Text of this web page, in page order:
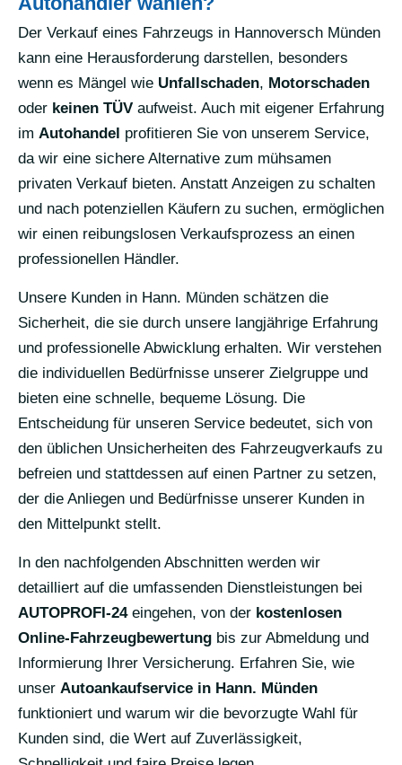
Der Verkauf eines Fahrzeugs in Hannoversch Münden
kann eine Herausforderung darstellen, besonders
wenn es Mängel wie Unfallschaden, Motorschaden
oder keinen TÜV aufweist. Auch mit eigener Erfahrung
im Autohandel profitieren Sie von unserem Service,
da wir eine sichere Alternative zum mühsamen
privaten Verkauf bieten. Anstatt Anzeigen zu schalten
und nach potenziellen Käufern zu suchen, ermöglichen
wir einen reibungslosen Verkaufsprozess an einen
professionellen Händler.
Unsere Kunden in Hann. Münden schätzen die
Sicherheit, die sie durch unsere langjährige Erfahrung
und professionelle Abwicklung erhalten. Wir verstehen
die individuellen Bedürfnisse unserer Zielgruppe und
bieten eine schnelle, bequeme Lösung. Die
Entscheidung für unseren Service bedeutet, sich von
den üblichen Unsicherheiten des Fahrzeugverkaufs zu
befreien und stattdessen auf einen Partner zu setzen,
der die Anliegen und Bedürfnisse unserer Kunden in
den Mittelpunkt stellt.
In den nachfolgenden Abschnitten werden wir
detailliert auf die umfassenden Dienstleistungen bei
AUTOPROFI-24eingehen, von der kostenlosen
Online-Fahrzeugbewertung bis zur Abmeldung und
Informierung Ihrer Versicherung. Erfahren Sie, wie
unser Autoankaufservice in Hann. Münden
funktioniert und warum wir die bevorzugte Wahl für
Kunden sind, die Wert auf Zuverlässigkeit,